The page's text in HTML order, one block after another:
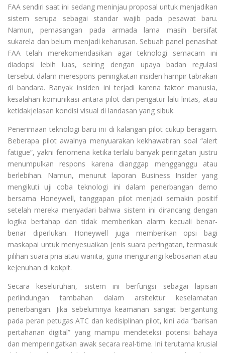
FAA sendiri saat ini sedang meninjau proposal untuk menjadikan
sistem serupa sebagai standar wajib pada pesawat baru.
Namun, pemasangan pada armada lama masih bersifat
sukarela dan belum menjadi keharusan. Sebuah panel penasihat
FAA telah merekomendasikan agar teknologi semacam ini
diadopsi lebih luas, seiring dengan upaya badan regulasi
tersebut dalam merespons peningkatan insiden hampir tabrakan
di bandara. Banyak insiden ini terjadi karena faktor manusia,
kesalahan komunikasi antara pilot dan pengatur lalu lintas, atau
ketidakjelasan kondisi visual di landasan yang sibuk.
Penerimaan teknologi baru ini di kalangan pilot cukup beragam.
Beberapa pilot awalnya menyuarakan kekhawatiran soal “alert
fatigue”, yakni fenomena ketika terlalu banyak peringatan justru
menumpulkan respons karena dianggap mengganggu atau
berlebihan. Namun, menurut laporan Business Insider yang
mengikuti uji coba teknologi ini dalam penerbangan demo
bersama Honeywell, tanggapan pilot menjadi semakin positif
setelah mereka menyadari bahwa sistem ini dirancang dengan
logika bertahap dan tidak memberikan alarm kecuali benar-
benar diperlukan. Honeywell juga memberikan opsi bagi
maskapai untuk menyesuaikan jenis suara peringatan, termasuk
pilihan suara pria atau wanita, guna mengurangi kebosanan atau
kejenuhan di kokpit.
Secara keseluruhan, sistem ini berfungsi sebagai lapisan
perlindungan tambahan dalam arsitektur keselamatan
penerbangan. Jika sebelumnya keamanan sangat bergantung
pada peran petugas ATC dan kedisiplinan pilot, kini ada “barisan
pertahanan digital” yang mampu mendeteksi potensi bahaya
dan memperingatkan awak secara real-time. Ini terutama krusial